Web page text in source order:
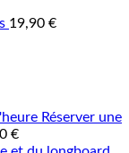
19,90 €
Réserver une
€